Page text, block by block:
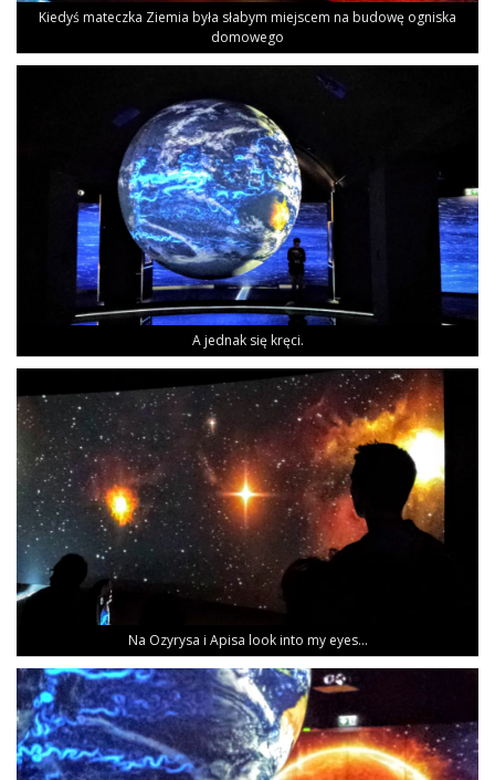
Kie­dyś matecz­ka Zie­mia była sła­bym miej­scem na budo­wę ogni­ska
domowego
A jed­nak się kręci.
Na Ozy­ry­sa i Api­sa look into my eyes…